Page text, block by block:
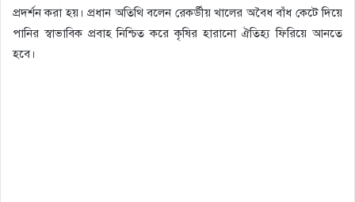
প্রদর্শন করা হয়। প্রধান অতিথি বলেন রেকর্ডীয় খালের অবৈধ বাঁধ কেটে দিয়ে
পানির স্বাভাবিক প্রবাহ নিশ্চিত করে কৃষির হারানো ঐতিহ্য ফিরিয়ে আনতে
হবে।